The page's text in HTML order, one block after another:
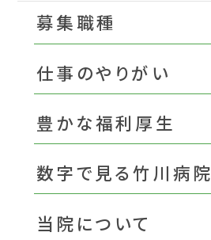
募集職種
仕事のやりがい
豊かな福利厚生
数字で見る竹川病院
当院について